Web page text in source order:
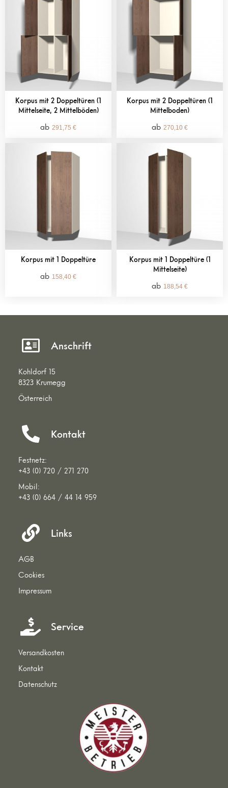
Korpus mit 2 Doppeltüren (1
Mittelseite, 2 Mittelböden)
291,75 €
Korpus mit 2 Doppeltüren (1
Mittelboden)
270,10 €
Korpus mit 1 Doppeltüre
158,40 €
Korpus mit 1 Doppeltüre (1
Mittelseite)
188,54 €
Anschrift
Kohldorf 15
8323 Krumegg
Österreich
Kontakt
Festnetz:
+43 (0) 720 / 271 270
Mobil:
+43 (0) 664 / 44 14 959
Links
AGB
Cookies
Impressum
Service
Versandkosten
Kontakt
Datenschutz